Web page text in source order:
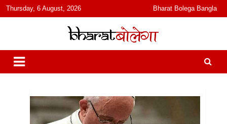
content
Thursday, 6 August, 2026 Bharat Bolega Bangla
भारत बोलेगा
हिंदी में समाचार, विचार, ऑडियो, वीडियो और फ़ीचर. भारत बोलेगा हिंदी न्यूज़ वेबसाइट
India: News, Views, Info, Trends & Podcast I जानकारी भी समझदारी भी
और पॉडकास्ट